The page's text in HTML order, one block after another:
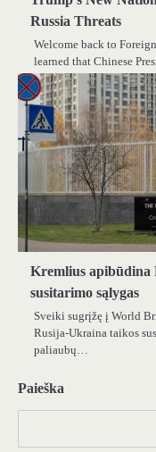
Russia Threats
Welcome back to
learned that Chinese
Kremlius apibūdina
susitarimo sąlygas
Sveiki sugrįžę į World
Rusija-Ukraina taikos
paliaubų…
Paieška